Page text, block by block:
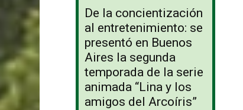
De la concientización
al entretenimiento: se
presentó en Buenos
Aires la segunda
temporada de la serie
animada “Lina y los
amigos del Arcoíris”